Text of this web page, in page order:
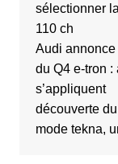
sélectionner
110 ch
Audi
du Q4 e-tron
s’appliquent
découverte
mode tekna,